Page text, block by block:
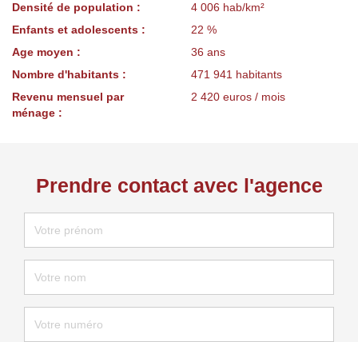
Densité de population :
4 006 hab/km²
Enfants et adolescents :
22 %
Age moyen :
36 ans
Nombre d'habitants :
471 941 habitants
Revenu mensuel par
ménage :
2 420 euros / mois
Prendre contact avec l'agence